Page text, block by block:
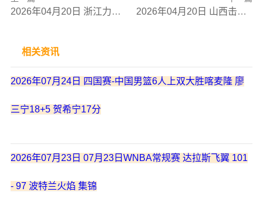
2026年04月20日 浙江力克天津 程帅澎23分 赖俊豪13分 大卫·詹姆斯遭驱逐 2026年04月20日 山西击退广东 迪亚洛16分钟21+9+5 奎因30+6+9 胡明轩7中1
相关资讯
2026年07月24日 四国赛-中国男篮6人上双大胜喀麦隆 廖
三宁18+5 贺希宁17分
2026年07月23日 07月23日WNBA常规赛 达拉斯飞翼 101
- 97 波特兰火焰 集锦